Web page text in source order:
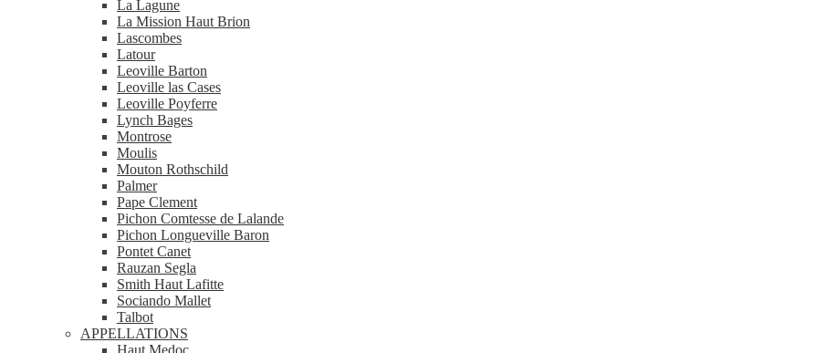
La Lagune
La Mission Haut Brion
Lascombes
Latour
Leoville Barton
Leoville las Cases
Leoville Poyferre
Lynch Bages
Montrose
Moulis
Mouton Rothschild
Palmer
Pape Clement
Pichon Comtesse de Lalande
Pichon Longueville Baron
Pontet Canet
Rauzan Segla
Smith Haut Lafitte
Sociando Mallet
Talbot
APPELLATIONS
Haut Medoc